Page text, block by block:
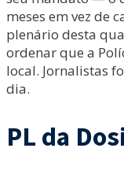
meses em vez de
plenário desta
ordenar que a
local. Jornalistas
dia.
PL da